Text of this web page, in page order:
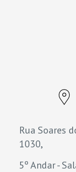
Rua Soares
1030,
5º Andar -